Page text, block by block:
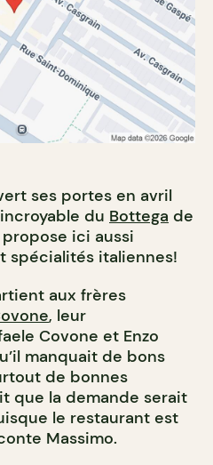
ses portes en avril
du Bottega de
propose ici aussi
spécialités italiennes!
aux frères
, leur
Covone et Enzo
manquait de bons
de bonnes
que la demande serait
le restaurant est
Massimo.